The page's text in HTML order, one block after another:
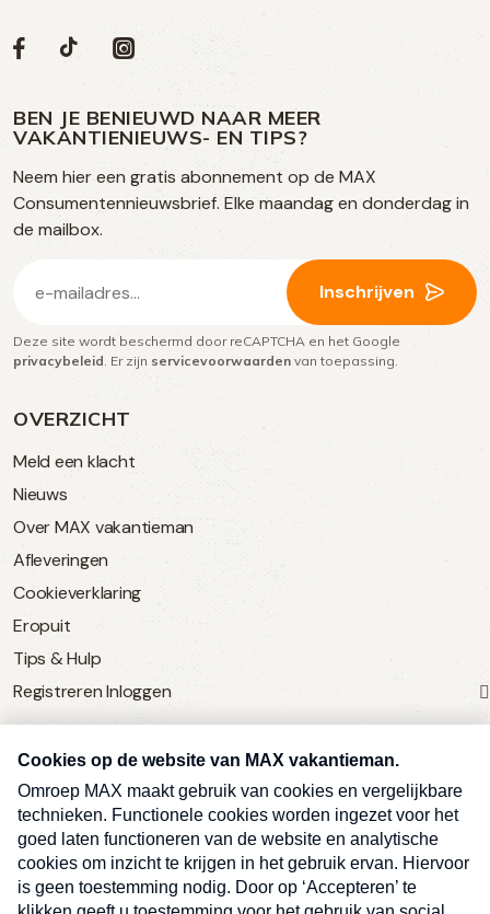
OVERZICHT
Meld een klacht
Nieuws
Over MAX vakantieman
Afleveringen
Cookieverklaring
Eropuit
Tips & Hulp
Registreren Inloggen
SERVICE
Over Omroep MAX
MAX Vandaag
MAX Meldpunt
Pers
Volg
op
social
media
Social
Volg
op
Facebook
Volg
op
TikTok
Volg
op
Instagram
BEN JE BENIEUWD NAAR MEER
VAKANTIENIEUWS- EN TIPS?
Neem hier een gratis abonnement op de MAX
Consumentennieuwsbrief. Elke maandag en donderdag in
de mailbox.
mailadres
(Vereist)
Inschrijven
Deze site wordt beschermd door reCAPTCHA en het Google
privacybeleid . Er zijn servicevoorwaarden van toepassing.